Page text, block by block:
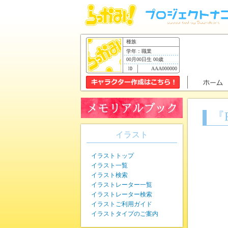
種族
学年：職業
00月00日生 00歳
AAA000000
イラスト
イラストトップ
イラスト一覧
イラスト検索
イラストレーター一覧
イラストレーター検索
イラストご利用ガイド
イラストタイプのご案内